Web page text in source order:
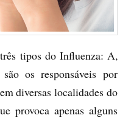
tipos do Influenza: A,
os responsáveis por
diversas localidades do
provoca apenas alguns